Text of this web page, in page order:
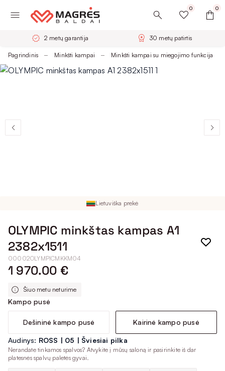
0 0
2 metų garantija 30 metų patirtis
Pagrindinis Minkšti kampai Minkšti kampai su miegojimo funkcija
Lietuviška prekė
OLYMPIC minkštas kampas A1
2382x1511
00002OLYMPICMKKM04
1 970.00 €
Šiuo metu neturime
Kampo pusė
Dešininė kampo pusė Kairinė kampo pusė
Audinys: ROSS | 05 | Šviesiai pilka
Nerandate tinkamos spalvos? Atvykite į mūsų saloną ir pasirinkite iš dar
platesnės spalvų paletės gyvai.